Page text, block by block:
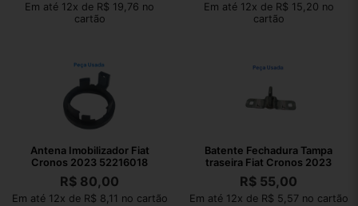
Em até 12x de R$ 19,76 no
cartão
Em até 12x de R$ 15,20 no
cartão
Antena Imobilizador Fiat
Cronos 2023 52216018
R$ 80,00
Em até 12x de R$ 8,11 no cartão
Batente Fechadura Tampa
traseira Fiat Cronos 2023
R$ 55,00
Em até 12x de R$ 5,57 no cartão